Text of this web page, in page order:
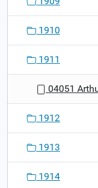
1910
1911
04051
1912
1913
1914